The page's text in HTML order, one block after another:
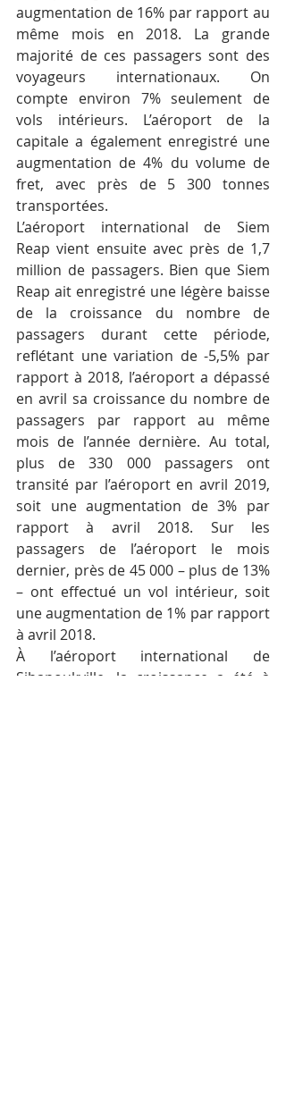
augmentation de 16% par rapport au
même mois en 2018. La grande
majorité de ces passagers sont des
voyageurs internationaux. On
compte environ 7% seulement de
vols intérieurs. L’aéroport de la
capitale a également enregistré une
augmentation de 4% du volume de
fret, avec près de 5 300 tonnes
transportées.
L’aéroport international de Siem
Reap vient ensuite avec près de 1,7
million de passagers. Bien que Siem
Reap ait enregistré une légère baisse
de la croissance du nombre de
passagers durant cette période,
reflétant une variation de -5,5% par
rapport à 2018, l’aéroport a dépassé
en avril sa croissance du nombre de
passagers par rapport au même
mois de l’année dernière. Au total,
plus de 330 000 passagers ont
transité par l’aéroport en avril 2019,
soit une augmentation de 3% par
rapport à avril 2018. Sur les
passagers de l’aéroport le mois
dernier, près de 45 000 – plus de 13%
– ont effectué un vol intérieur, soit
une augmentation de 1% par rapport
à avril 2018.
À l’aéroport international de
Sihanoukville, la croissance a été à